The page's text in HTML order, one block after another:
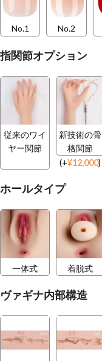
No.1 No.2
指関節オプション
従来のワイ
ヤー関節
新技術の骨
格関節
(+¥12,000)
ホールタイプ
一体式 着脱式
ヴァギナ内部構造